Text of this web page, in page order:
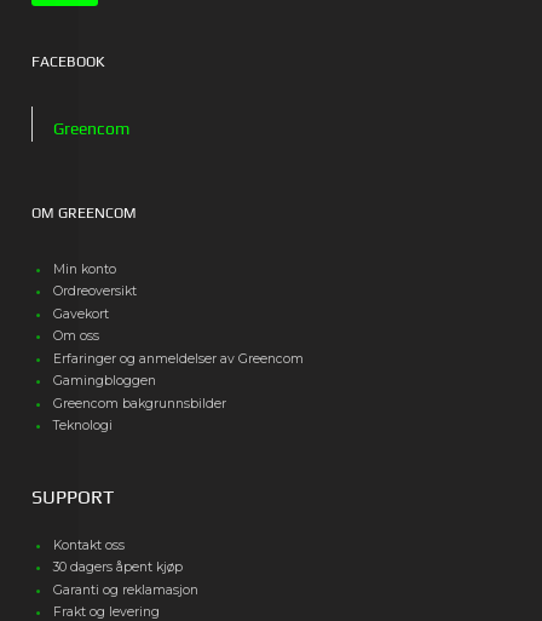
FACEBOOK
Greencom
OM GREENCOM
Min konto
Ordreoversikt
Gavekort
Om oss
Erfaringer og anmeldelser av Greencom
Gamingbloggen
Greencom bakgrunnsbilder
Teknologi
SUPPORT
Kontakt oss
30 dagers åpent kjøp
Garanti og reklamasjon
Frakt og levering